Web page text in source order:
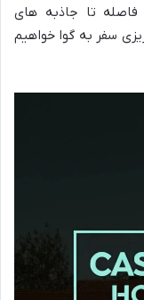
فاصله تا جاذبه های
سفر به گوا خواهیم